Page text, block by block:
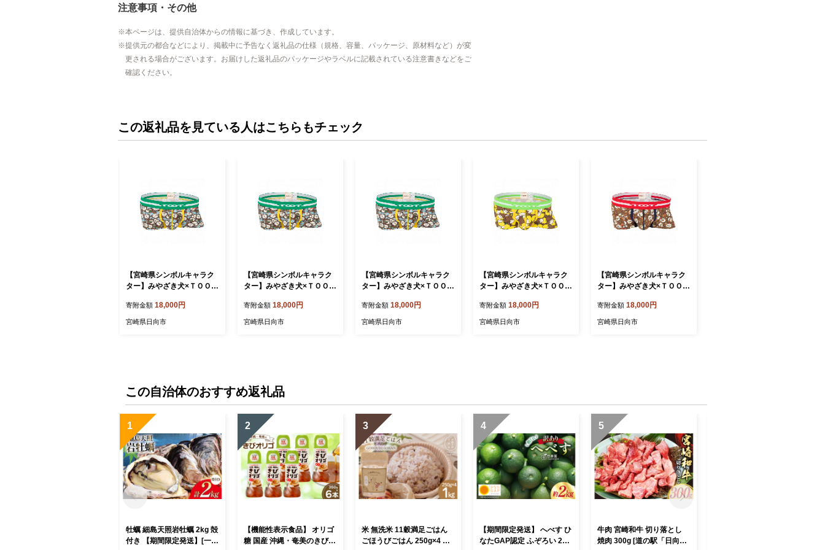
注意事項・その他
本ページは、提供自治体からの情報に基づき、作成しています。
提供元の都合などにより、掲載中に予告なく返礼品の仕様（規格、容量、パッケージ、原材料など）が変
更される場合がございます。お届けした返礼品のパッケージやラベルに記載されている注意書きなどをご
確認ください。
この返礼品を見ている人はこちらもチェック
【宮崎県シンボルキャラク
ター】みやざき犬×ＴＯＯＴ
XＬサイズ) [TOOT 宮崎県
日向市 452060866] 衣類 パ
寄附金額 18,000円
宮崎県日向市
【宮崎県シンボルキャラク
ター】みやざき犬×ＴＯＯＴ
Mサイズ) [TOOT 宮崎県 日
向市 452060864] 衣類 パン
寄附金額 18,000円
宮崎県日向市
【宮崎県シンボルキャラク
ター】みやざき犬×ＴＯＯＴ
Ｌサイズ) [TOOT 宮崎県 日
向市 452060863] 衣類 パン
寄附金額 18,000円
宮崎県日向市
【宮崎県シンボルキャラク
ター】みやざき犬×ＴＯＯＴ
ー・Sサイズ) [TOOT 宮崎県
日向市 452060873] 衣類 パ
寄附金額 18,000円
宮崎県日向市
【宮崎県シンボルキャラク
ター】みやざき犬×ＴＯＯＴ
ン・Sサイズ) [TOOT 宮崎県
日向市 452060869] 衣類 パ
寄附金額 18,000円
宮崎県日向市
この自治体のおすすめ返礼品
1
牡蠣 細島天照岩牡蠣 2kg 殻
付き 【期間限定発送】[一福
2
【機能性表示食品】 オリゴ
糖 国産 沖縄・奄美のきびオ
3
米 無洗米 11穀満足ごはん
ごほうびごはん 250g×4 計
4
【期間限定発送】 へべす ひ
なたGAP認定 ふぞろい 2kg
5
牛肉 宮崎和牛 切り落とし
焼肉 300g [道の駅「日向」